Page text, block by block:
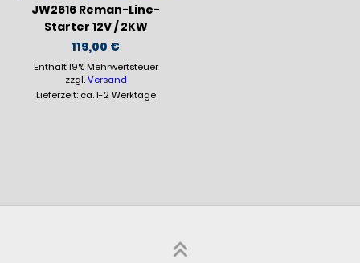
JW2616 Reman-Line-
Starter 12V / 2KW
119,00 €
Enthält 19% Mehrwertsteuer
zzgl.Versand
Lieferzeit: ca. 1-2 Werktage